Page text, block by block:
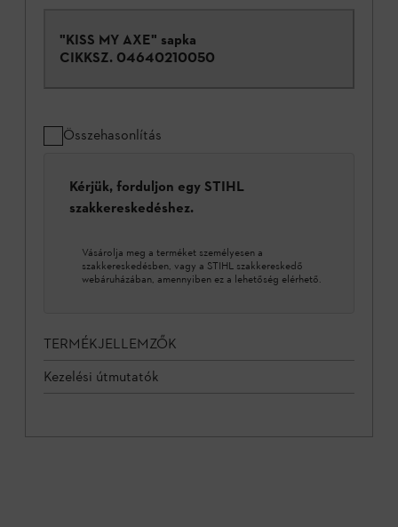
"KISS MY AXE" sapka
CIKKSZ. 04640210050
Összehasonlítás
Kérjük, forduljon egy STIHL
szakkereskedéshez.
Vásárolja meg a terméket személyesen a
szakkereskedésben, vagy a STIHL szakkereskedő
webáruházában, amennyiben ez a lehetőség elérhető.
TERMÉKJELLEMZŐK
Kezelési útmutatók